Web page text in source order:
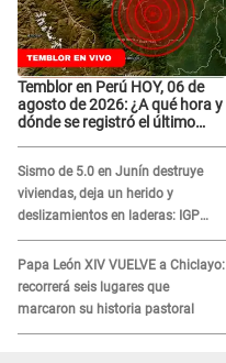
Temblor en Perú HOY, 06 de
agosto de 2026: ¿A qué hora y
dónde se registró el último
Sismo de 5.0 en Junín destruye
viviendas, deja un herido y
deslizamientos en laderas: IGP
alerta sobre posibles réplicas
Papa León XIV VUELVE a Chiclayo:
recorrerá seis lugares que
marcaron su historia pastoral